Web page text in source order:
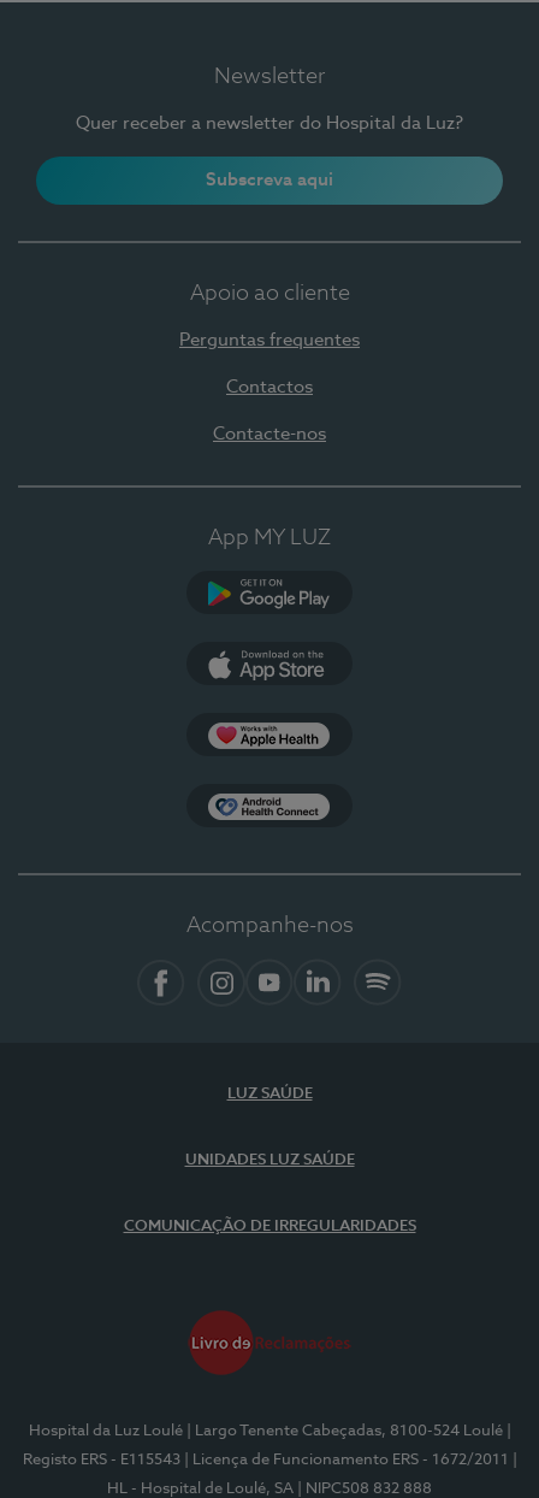
Newsletter
Quer receber a newsletter do Hospital da Luz?
Subscreva aqui
Apoio ao cliente
Perguntas frequentes
Contactos
Contacte-nos
App MY LUZ
Acompanhe-nos
LUZ SAÚDE
UNIDADES LUZ SAÚDE
COMUNICAÇÃO DE IRREGULARIDADES
Hospital da Luz Loulé | Largo Tenente Cabeçadas, 8100-524 Loulé
Registo ERS - E115543
| Licença de Funcionamento ERS - 1672/2011
HL - Hospital de Loulé, SA
| NIPC508 832 888